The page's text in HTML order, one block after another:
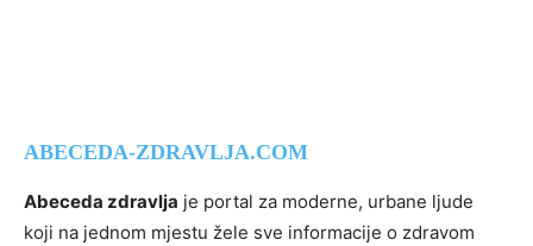
ABECEDA-ZDRAVLJA.COM
Abeceda zdravlja je portal za moderne, urbane ljude
koji na jednom mjestu žele sve informacije o zdravom